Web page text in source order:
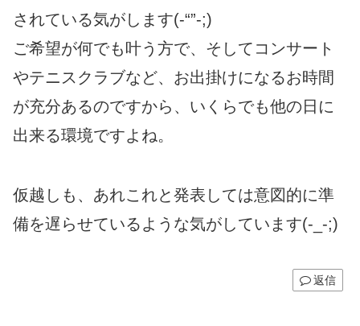
されている気がします(-“”-;)
ご希望が何でも叶う方で、そしてコンサート
やテニスクラブなど、お出掛けになるお時間
が充分あるのですから、いくらでも他の日に
出来る環境ですよね。
仮越しも、あれこれと発表しては意図的に準
備を遅らせているような気がしています(-_-;)
返信